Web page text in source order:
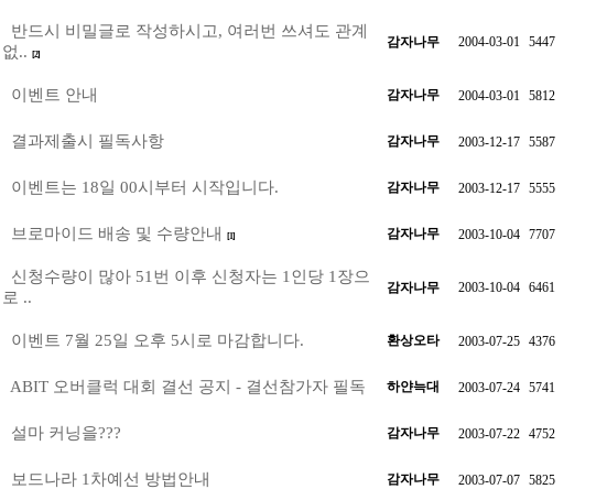
반드시 비밀글로 작성하시고, 여러번 쓰셔도 관계
없..
[2]
감자나무 2004-03-01 5447
이벤트 안내 감자나무 2004-03-01 5812
결과제출시 필독사항 감자나무 2003-12-17 5587
이벤트는 18일 00시부터 시작입니다. 감자나무 2003-12-17 5555
브로마이드 배송 및 수량안내 [1] 감자나무 2003-10-04 7707
신청수량이 많아 51번 이후 신청자는 1인당 1장으
로 ..
감자나무 2003-10-04 6461
이벤트 7월 25일 오후 5시로 마감합니다. 환상오타 2003-07-25 4376
ABIT 오버클럭 대회 결선 공지 - 결선참가자 필독 하얀늑대 2003-07-24 5741
설마 커닝을??? 감자나무 2003-07-22 4752
보드나라 1차예선 방법안내 감자나무 2003-07-07 5825